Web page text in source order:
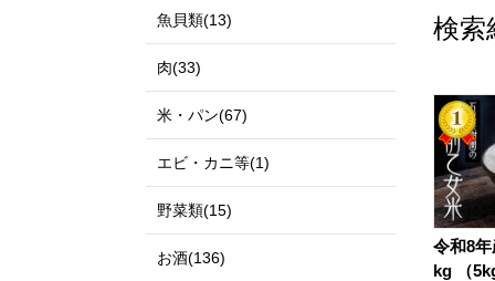
検索
令和8
kg （
魚貝類(13)
肉(33)
米・パン(67)
エビ・カニ等(1)
野菜類(15)
お酒(136)